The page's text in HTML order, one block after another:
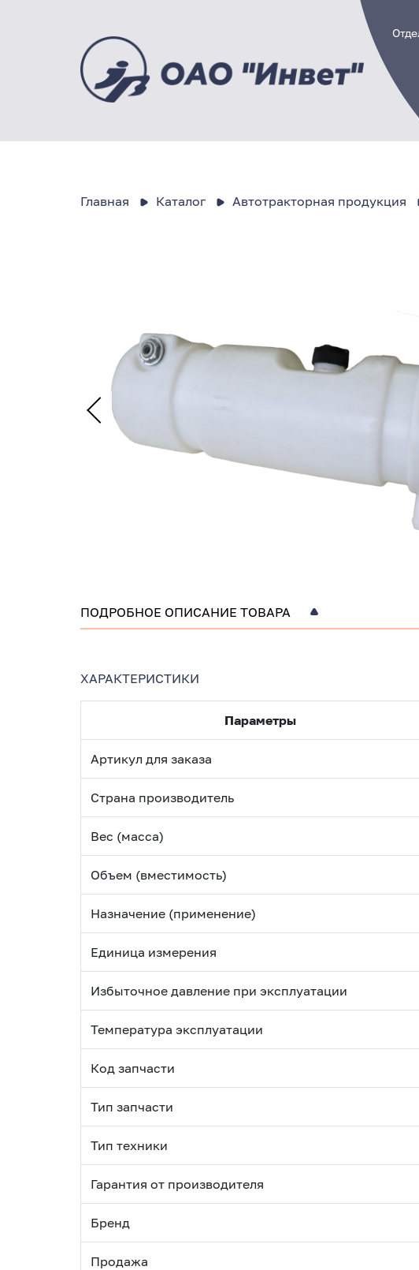
Главная Каталог Автотракторная продукция
ПОДРОБНОЕ ОПИСАНИЕ ТОВАРА
ХАРАКТЕРИСТИКИ
Параметры
Артикул для заказа
Страна производитель
Вес (масса)
Объем (вместимость)
Назначение (применение)
Единица измерения
Избыточное давление при эксплуатации
Температура эксплуатации
Код запчасти
Тип запчасти
Тип техники
Гарантия от производителя
Бренд
Продажа